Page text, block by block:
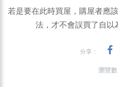
若是要在此時買屋，購屋者應
法，才不會誤買了自以
分享：
瀏覽